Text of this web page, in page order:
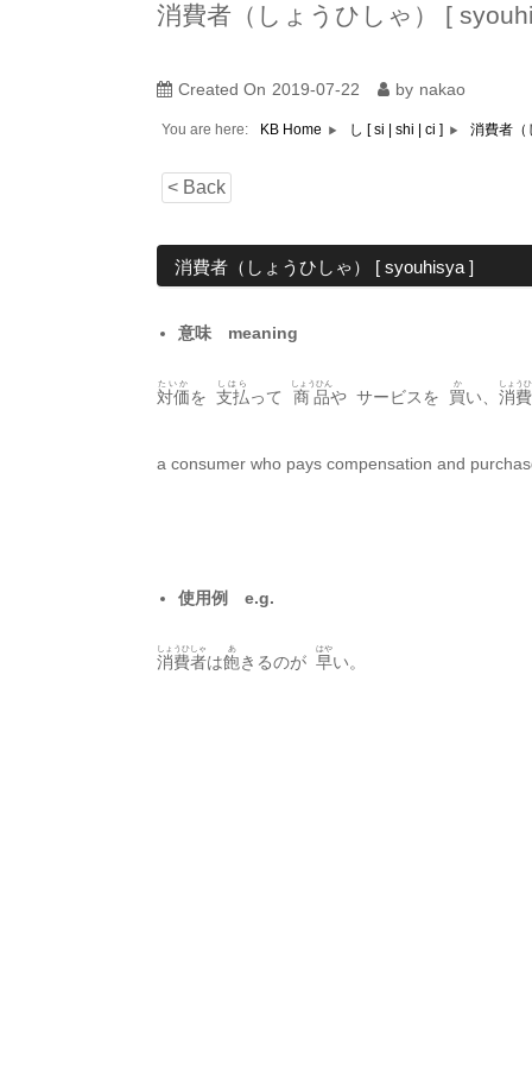
消費者（しょうひしゃ） [
Created On 2019-07-22 by nakao
You are here: KB Home し [ si | shi | ci ] 消費者（
< Back
消費者（しょうひしゃ） [ syouhisya ]
意味 meaning
対価
たいか
を 支払
しはら
って 商品
しょうひん
や サービスを 買
か
い、 消費
しょうひ
a consumer who pays compensation and
使用例 e.g.
消費者
しょうひしゃ
は飽
あ
きるのが 早
はや
い。